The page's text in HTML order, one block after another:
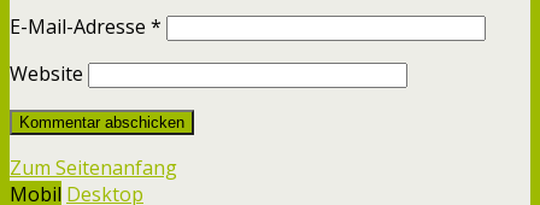
E-Mail-Adresse *
Website
Zum Seitenanfang
Mobil Desktop